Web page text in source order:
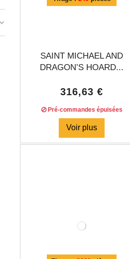
SAINT MICHAEL AND
DRAGON’S HOARD...
316,63 €
Pré-commandes épuisées
Voir plus